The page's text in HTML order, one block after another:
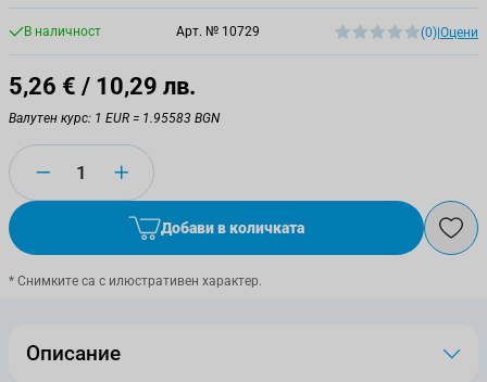
В наличност Арт. № 10729 (0) Оцени
5,26 € / 10,29 лв.
Валутен курс: 1 EUR = 1.95583 BGN
Количество
Добави в количката
* Снимките са с илюстративен характер.
Описание